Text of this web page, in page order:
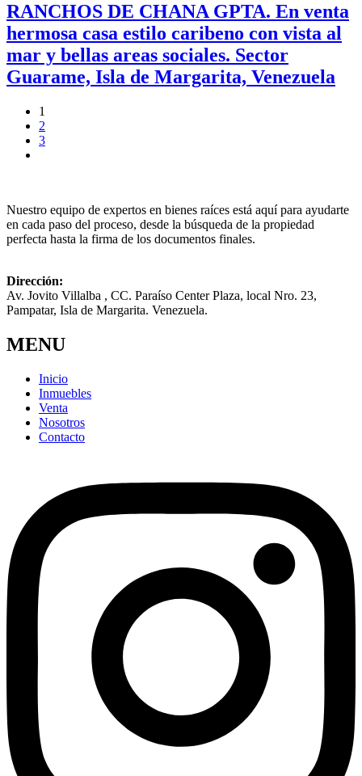
RANCHOS DE CHANA GPTA. En venta
hermosa casa estilo caribeno con vista al
mar y bellas areas sociales. Sector
Guarame, Isla de Margarita, Venezuela
1
2
3
Nuestro equipo de expertos en bienes raíces está aquí para ayudarte
en cada paso del proceso, desde la búsqueda de la propiedad
perfecta hasta la firma de los documentos finales.
Dirección:
Av. Jovito Villalba , CC. Paraíso Center Plaza, local Nro. 23,
Pampatar, Isla de Margarita. Venezuela.
MENU
Inicio
Inmuebles
Venta
Nosotros
Contacto